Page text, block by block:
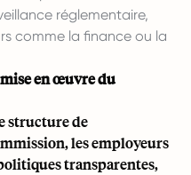
réglementaire,
comme la finance ou la
en œuvre du
structure de
les employeurs
transparentes,